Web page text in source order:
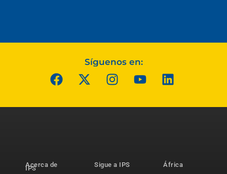
Síguenos en:
Acerca de
IPS
Sigue a IPS
África